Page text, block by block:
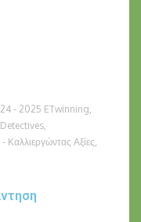
- 2025 ETwinning,
,
Καλλιεργώντας Αξίες,